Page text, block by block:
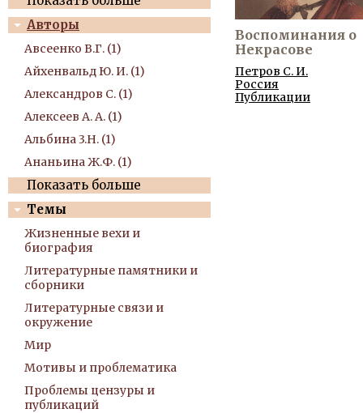
Авторы
Авсеенко В.Г. (1)
Айхенвальд Ю. И. (1)
Александров С. (1)
Алексеев А. А. (1)
Альбина 3.Н. (1)
Ананьина Ж.Ф. (1)
Показать больше
Темы
Жизненные вехи и
биография
Литературные памятники и
сборники
Литературные связи и
окружение
Мир
Мотивы и проблематика
Проблемы цензуры и
публикаций
Воспоминания о
Некрасове
Петров С. И.
Россия
Публикации